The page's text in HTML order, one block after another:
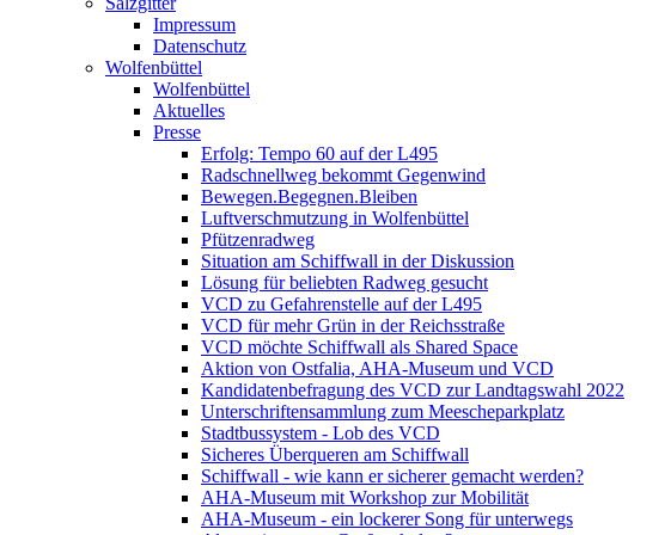
Impressum
Datenschutz
Wolfenbüttel
Wolfenbüttel
Aktuelles
Presse
Erfolg: Tempo 60 auf der L495
Radschnellweg bekommt Gegenwind
Bewegen.Begegnen.Bleiben
Luftverschmutzung in Wolfenbüttel
Pfützenradweg
Situation am Schiffwall in der Diskussion
Lösung für beliebten Radweg gesucht
VCD zu Gefahrenstelle auf der L495
VCD für mehr Grün in der Reichsstraße
VCD möchte Schiffwall als Shared Space
Aktion von Ostfalia, AHA-Museum und VCD
Kandidatenbefragung des VCD zur Landtagswahl 2022
Unterschriftensammlung zum Meescheparkplatz
Stadtbussystem - Lob des VCD
Sicheres Überqueren am Schiffwall
Schiffwall - wie kann er sicherer gemacht werden?
AHA-Museum mit Workshop zur Mobilität
AHA-Museum - ein lockerer Song für unterwegs